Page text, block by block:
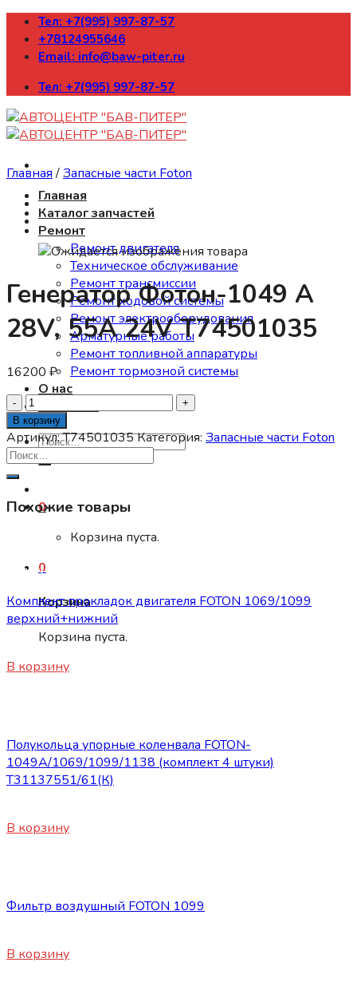
Skip
content
Тел: +7(995) 997-87-57
+78124955646
Email: info@baw-piter.ru
Тел: +7(995) 997-87-57
Главная
Каталог запчастей
Ремонт
Ремонт двигателя
Техническое обслуживание
Ремонт трансмиссии
Ремонт ходовой системы
Ремонт электрооборудования
Арматурные работы
Ремонт топливной аппаратуры
Ремонт тормозной системы
О нас
Контакты
Искать:
0
Корзина пуста.
0
Корзина
Корзина пуста.
Главная /Запасные части Foton
Генератор Фотон-1049 А
28V, 55A 24V T74501035
16200 ₽
Количество
товара
Генератор
Фотон-1049
28V,
55A
T74501035
В корзину
Артикул:T74501035Категория: Запасные части Foton
Похожие товары
Запасные части Foton
Комплект прокладок двигателя FOTON 1069/1099
верхний+нижний
В корзину
Полукольца упорные коленвала FOTON-
1049А/1069/1099/1138 (комплект 4 штуки)
Т31137551/61(К)
В корзину
Фильтр воздушный FOTON 1099
В корзину